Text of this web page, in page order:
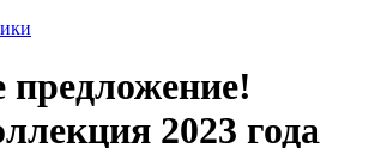
предложение!
2023 года